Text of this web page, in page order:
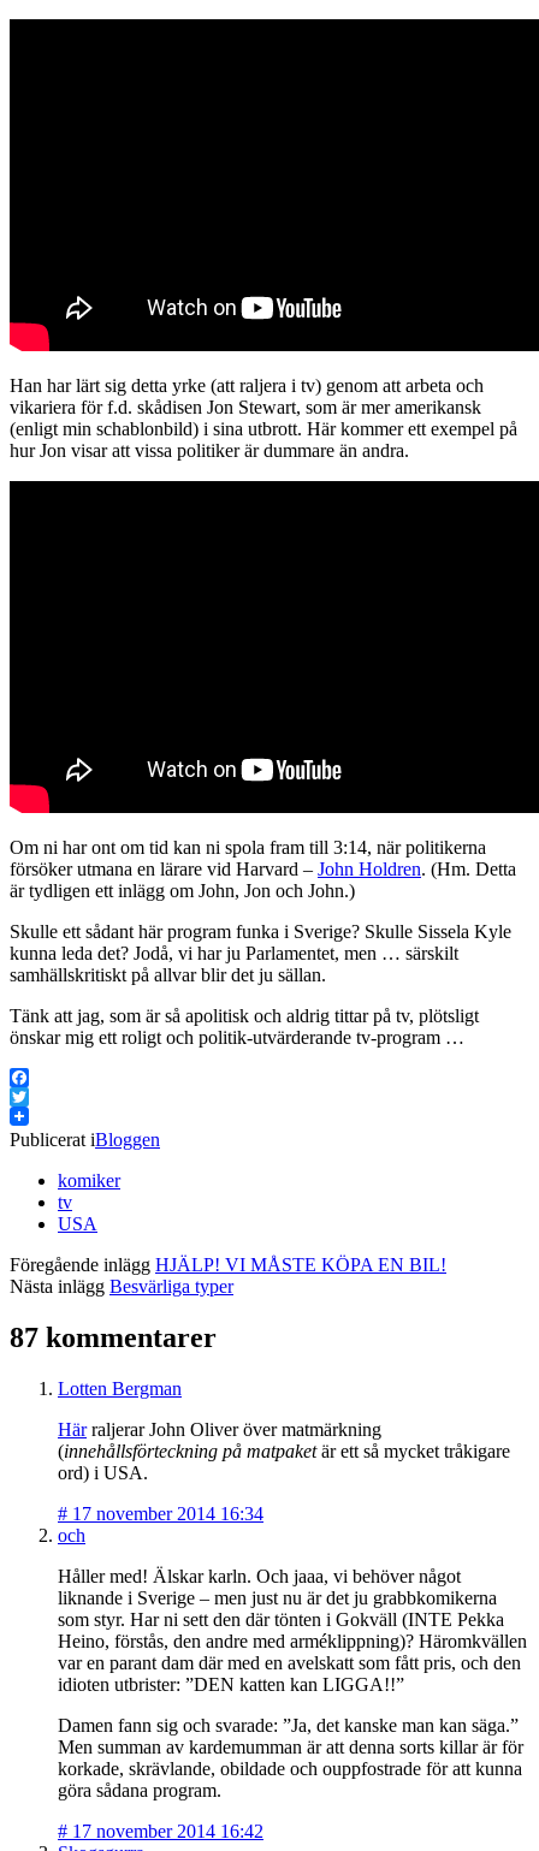
Han har lärt sig detta yrke (att raljera i tv) genom att arbeta och
vikariera för f.d. skådisen Jon Stewart, som är mer amerikansk
(enligt min schablonbild) i sina utbrott. Här kommer ett exempel på
hur Jon visar att vissa politiker är dummare än andra.
Om ni har ont om tid kan ni spola fram till 3:14, när politikerna
försöker utmana en lärare vid Harvard – John Holdren. (Hm. Detta
är tydligen ett inlägg om John, Jon och John.)
Skulle ett sådant här program funka i Sverige? Skulle Sissela Kyle
kunna leda det? Jodå, vi har ju Parlamentet, men … särskilt
samhällskritiskt på allvar blir det ju sällan.
Tänk att jag, som är så apolitisk och aldrig tittar på tv, plötsligt
önskar mig ett roligt och politik-utvärderande tv-program …
Facebook
Twitter
Publicerat iBloggen
komiker
tv
USA
Föregående inlägg HJÄLP! VI MÅSTE KÖPA EN BIL!
Nästa inlägg Besvärliga typer
87 kommentarer
Lotten Bergman
Härraljerar John Oliver över matmärkning
(innehållsförteckning på matpaketär ett så mycket tråkigare
ord) i USA.
# 17 november 2014 16:34
och
Håller med! Älskar karln. Och jaaa, vi behöver något
liknande i Sverige – men just nu är det ju grabbkomikerna
som styr. Har ni sett den där tönten i Gokväll (INTE Pekka
Heino, förstås, den andre med arméklippning)? Häromkvällen
var en parant dam där med en avelskatt som fått pris, och den
idioten utbrister: ”DEN katten kan LIGGA!!”
Damen fann sig och svarade: ”Ja, det kanske man kan säga.”
Men summan av kardemumman är att denna sorts killar är för
korkade, skrävlande, obildade och ouppfostrade för att kunna
göra sådana program.
# 17 november 2014 16:42